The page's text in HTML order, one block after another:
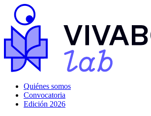
Quiénes somos
Convocatoria
Edición 2026